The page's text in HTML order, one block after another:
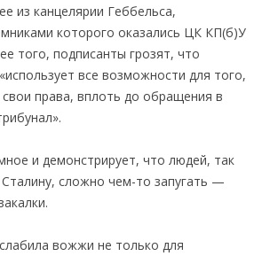
из канцелярии Геббельса,
которого оказались ЦК КП(б)У
того, подписанты грозят, что
все возможности для того,
права, вплоть до обращения в
и демонстрирует, что людей, так
сложно чем-то запугать —
вожжи не только для